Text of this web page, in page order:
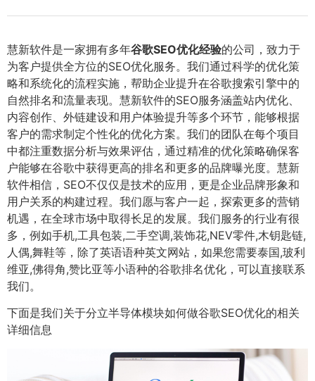
慧新软件是一家拥有多年谷歌SEO优化经验的公司，致力于
为客户提供全方位的SEO优化服务。我们通过科学的优化策
略和系统化的流程实施，帮助企业提升在谷歌搜索引擎中的
自然排名和流量表现。慧新软件的SEO服务涵盖站内优化、
内容创作、外链建设和用户体验提升等多个环节，能够根据
客户的需求制定个性化的优化方案。我们的团队在每个项目
中都注重数据分析与效果评估，通过精准的优化策略确保客
户能够在谷歌中获得更高的排名和更多的品牌曝光度。慧新
软件相信，SEO不仅仅是技术的应用，更是企业品牌形象和
用户关系的构建过程。我们愿与客户一起，探索更多的营销
机遇，在全球市场中取得长足的发展。我们服务的行业有很
多，例如手机,工具包装,二手空调,装饰花,NEV零件,木钥匙链,
人偶,舞鞋等，除了英语语种英文网站，如果您需要泰国,玻利
维亚,佛得角,赞比亚等小语种的谷歌排名优化，可以直接联系
我们。
下面是我们关于分立半导体模块如何做谷歌SEO优化的相关
详细信息